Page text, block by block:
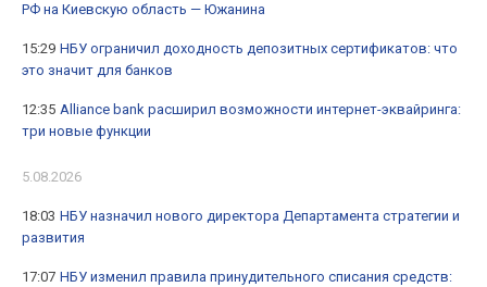
РФ на Киевскую область — Южанина
15:29 НБУ ограничил доходность депозитных сертификатов: что
это значит для банков
12:35 Alliance bank расширил возможности интернет-эквайринга:
три новые функции
5.08.2026
18:03 НБУ назначил нового директора Департамента стратегии и
развития
17:07 НБУ изменил правила принудительного списания средств: